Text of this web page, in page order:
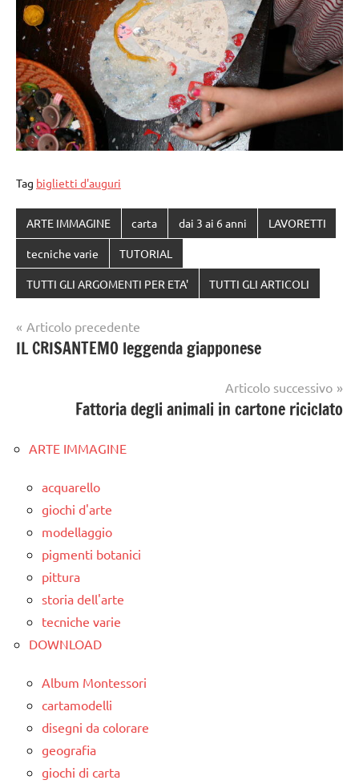
Tag biglietti d'auguri
ARTE IMMAGINE carta dai 3 ai 6 anni LAVORETTI
tecniche varie TUTORIAL
TUTTI GLI ARGOMENTI PER ETA' TUTTI GLI ARTICOLI
Navigazione
articoli
Articolo precedente
IL CRISANTEMO leggenda giapponese
Articolo successivo
Fattoria degli animali in cartone riciclato
ARTE IMMAGINE
acquarello
giochi d'arte
modellaggio
pigmenti botanici
pittura
storia dell'arte
tecniche varie
DOWNLOAD
Album Montessori
cartamodelli
disegni da colorare
geografia
giochi di carta